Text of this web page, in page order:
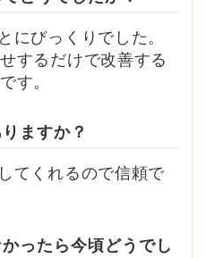
にびっくりでした。
するだけで改善する
す。
ますか？
てくれるので信頼で
ったら今頃どうでし